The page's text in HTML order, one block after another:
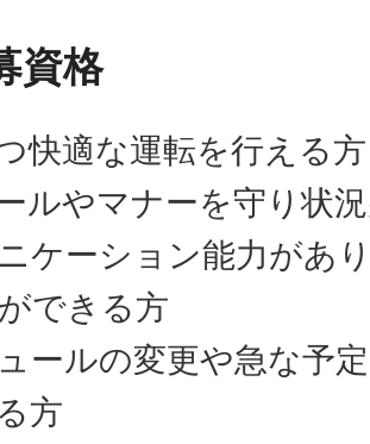
資格
快適な運転を行える方
ルやマナーを守り状
ケーション能力があ
できる方
ールの変更や急な予
方